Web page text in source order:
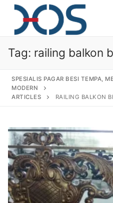
About Us
Products
Pagar Besi Tempa
Gallery
Tag: railing balkon
SPESIALIS PAGAR BESI TEMPA,
MODERN
ARTICLES
RAILING BALKON